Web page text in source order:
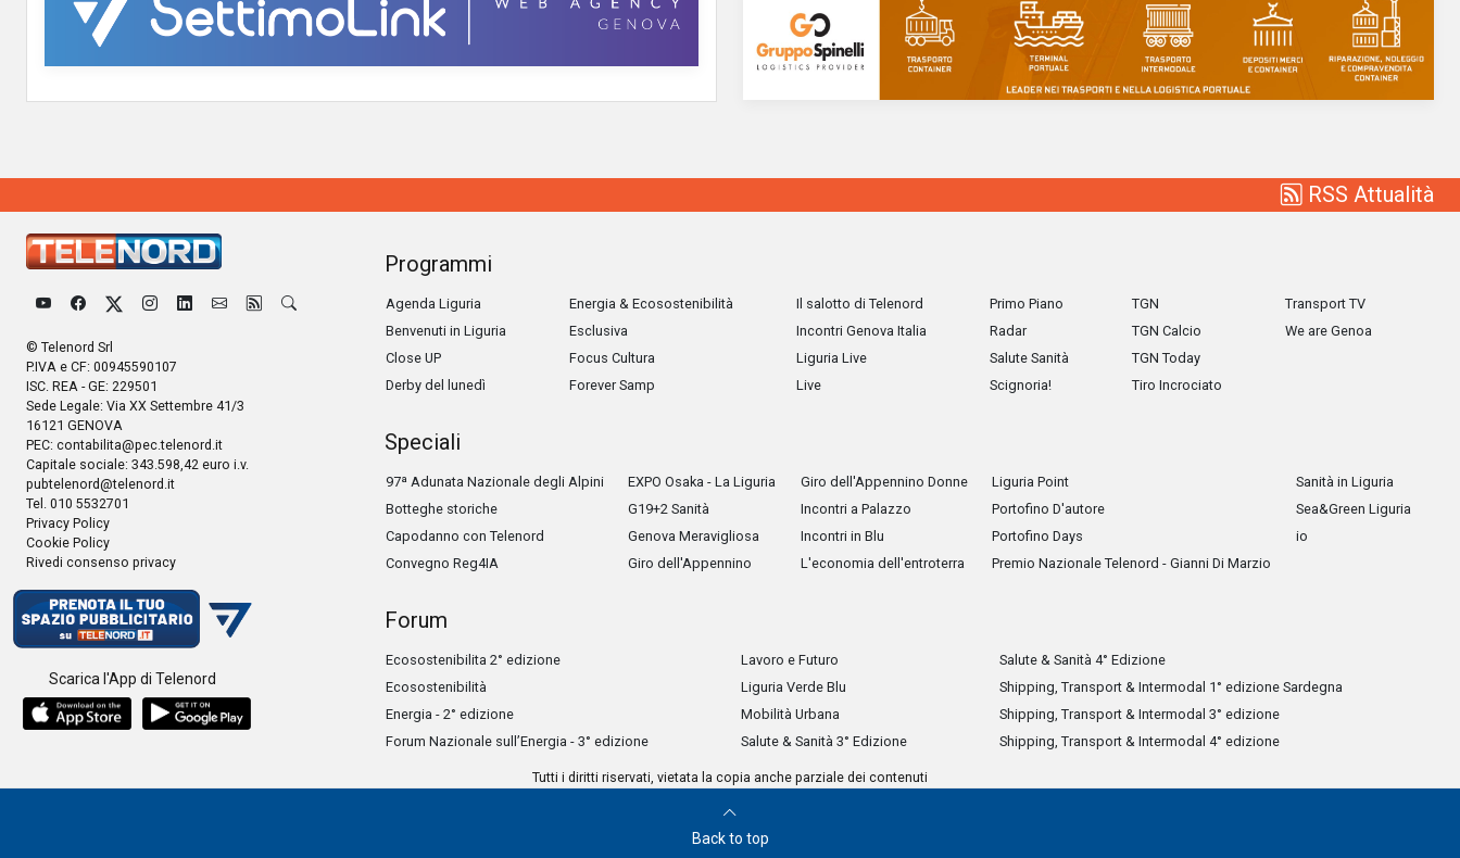
RSS Attualità
© Telenord Srl
P.IVA e CF: 00945590107
ISC. REA - GE: 229501
Sede Legale: Via XX Settembre 41/3
16121 GENOVA
PEC: contabilita@pec.telenord.it
Capitale sociale: 343.598,42 euro i.v.
pubtelenord@telenord.it
Tel. 010 5532701
Privacy Policy
Cookie Policy
Rivedi consenso privacy
Scarica l'App di Telenord
Programmi
Agenda Liguria
Benvenuti in Liguria
Close UP
Derby del lunedì
Energia & Ecosostenibilità
Esclusiva
Focus Cultura
Forever Samp
Il salotto di Telenord
Incontri Genova Italia
Liguria Live
Live
Primo Piano
Radar
Salute Sanità
Scignoria!
TGN
TGN Calcio
TGN Today
Tiro Incrociato
Transport TV
We are Genoa
Speciali
97ª Adunata Nazionale degli Alpini
Botteghe storiche
Capodanno con Telenord
Convegno Reg4IA
EXPO Osaka - La Liguria
G19+2 Sanità
Genova Meravigliosa
Giro dell'Appennino
Giro dell'Appennino Donne
Incontri a Palazzo
Incontri in Blu
L'economia dell'entroterra
Liguria Point
Portofino D'autore
Portofino Days
Premio Nazionale Telenord - Gianni Di Marzio
Sanità in Liguria
Sea&Green Liguria
io
Forum
Ecosostenibilita 2° edizione
Ecosostenibilità
Energia - 2° edizione
Forum Nazionale sull’Energia - 3° edizione
Lavoro e Futuro
Liguria Verde Blu
Mobilità Urbana
Salute & Sanità 3° Edizione
Salute & Sanità 4° Edizione
Shipping, Transport & Intermodal 1° edizione Sardegna
Shipping, Transport & Intermodal 3° edizione
Shipping, Transport & Intermodal 4° edizione
Tutti i diritti riservati, vietata la copia anche parziale dei contenuti
Back to top